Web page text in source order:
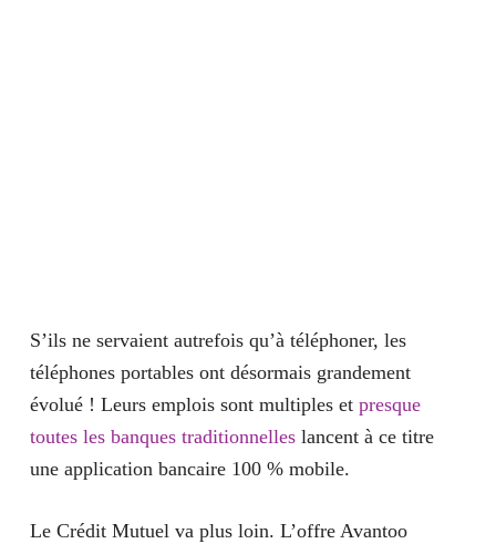
S’ils ne servaient autrefois qu’à téléphoner, les
téléphones portables ont désormais grandement
évolué ! Leurs emplois sont multiples et presque
toutes les banques traditionnelleslancent à ce titre
une application bancaire 100 % mobile.
Le Crédit Mutuel va plus loin. L’offre Avantoo